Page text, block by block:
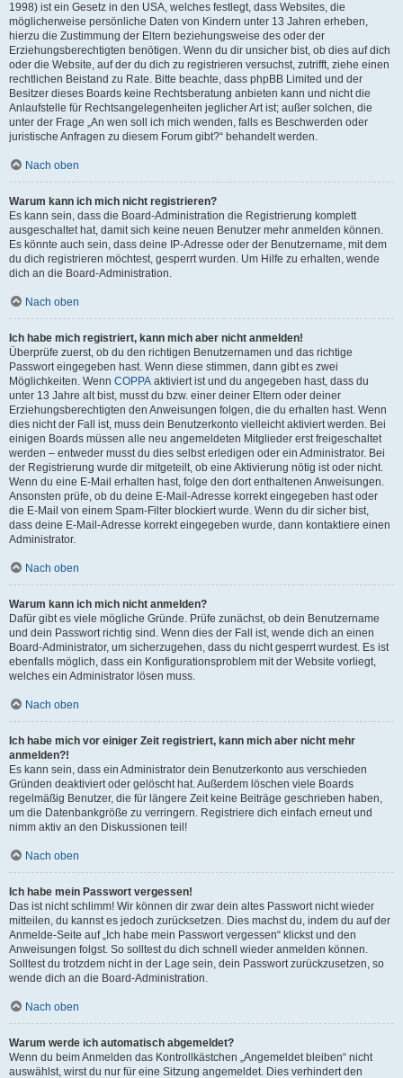
1998) ist ein Gesetz in den USA, welches festlegt, dass Websites, die
möglicherweise persönliche Daten von Kindern unter 13 Jahren erheben,
hierzu die Zustimmung der Eltern beziehungsweise des oder der
Erziehungsberechtigten benötigen. Wenn du dir unsicher bist, ob dies auf dich
oder die Website, auf der du dich zu registrieren versuchst, zutrifft, ziehe einen
rechtlichen Beistand zu Rate. Bitte beachte, dass phpBB Limited und der
Besitzer dieses Boards keine Rechtsberatung anbieten kann und nicht die
Anlaufstelle für Rechtsangelegenheiten jeglicher Art ist; außer solchen, die
unter der Frage „An wen soll ich mich wenden, falls es Beschwerden oder
juristische Anfragen zu diesem Forum gibt?“ behandelt werden.
Nach oben
Warum kann ich mich nicht registrieren?
Es kann sein, dass die Board-Administration die Registrierung komplett
ausgeschaltet hat, damit sich keine neuen Benutzer mehr anmelden können.
Es könnte auch sein, dass deine IP-Adresse oder der Benutzername, mit dem
du dich registrieren möchtest, gesperrt wurden. Um Hilfe zu erhalten, wende
dich an die Board-Administration.
Nach oben
Ich habe mich registriert, kann mich aber nicht anmelden!
Überprüfe zuerst, ob du den richtigen Benutzernamen und das richtige
Passwort eingegeben hast. Wenn diese stimmen, dann gibt es zwei
Möglichkeiten. Wenn COPPA aktiviert ist und du angegeben hast, dass du
unter 13 Jahre alt bist, musst du bzw. einer deiner Eltern oder deiner
Erziehungsberechtigten den Anweisungen folgen, die du erhalten hast. Wenn
dies nicht der Fall ist, muss dein Benutzerkonto vielleicht aktiviert werden. Bei
einigen Boards müssen alle neu angemeldeten Mitglieder erst freigeschaltet
werden – entweder musst du dies selbst erledigen oder ein Administrator. Bei
der Registrierung wurde dir mitgeteilt, ob eine Aktivierung nötig ist oder nicht.
Wenn du eine E-Mail erhalten hast, folge den dort enthaltenen Anweisungen.
Ansonsten prüfe, ob du deine E-Mail-Adresse korrekt eingegeben hast oder
die E-Mail von einem Spam-Filter blockiert wurde. Wenn du dir sicher bist,
dass deine E-Mail-Adresse korrekt eingegeben wurde, dann kontaktiere einen
Administrator.
Nach oben
Warum kann ich mich nicht anmelden?
Dafür gibt es viele mögliche Gründe. Prüfe zunächst, ob dein Benutzername
und dein Passwort richtig sind. Wenn dies der Fall ist, wende dich an einen
Board-Administrator, um sicherzugehen, dass du nicht gesperrt wurdest. Es ist
ebenfalls möglich, dass ein Konfigurationsproblem mit der Website vorliegt,
welches ein Administrator lösen muss.
Nach oben
Ich habe mich vor einiger Zeit registriert, kann mich aber nicht mehr
anmelden?!
Es kann sein, dass ein Administrator dein Benutzerkonto aus verschieden
Gründen deaktiviert oder gelöscht hat. Außerdem löschen viele Boards
regelmäßig Benutzer, die für längere Zeit keine Beiträge geschrieben haben,
um die Datenbankgröße zu verringern. Registriere dich einfach erneut und
nimm aktiv an den Diskussionen teil!
Nach oben
Ich habe mein Passwort vergessen!
Das ist nicht schlimm! Wir können dir zwar dein altes Passwort nicht wieder
mitteilen, du kannst es jedoch zurücksetzen. Dies machst du, indem du auf der
Anmelde-Seite auf „Ich habe mein Passwort vergessen“ klickst und den
Anweisungen folgst. So solltest du dich schnell wieder anmelden können.
Solltest du trotzdem nicht in der Lage sein, dein Passwort zurückzusetzen, so
wende dich an die Board-Administration.
Nach oben
Warum werde ich automatisch abgemeldet?
Wenn du beim Anmelden das Kontrollkästchen „Angemeldet bleiben“ nicht
auswählst, wirst du nur für eine Sitzung angemeldet. Dies verhindert den